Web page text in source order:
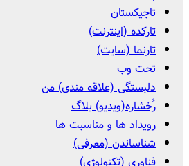
تاجیکستان
تارکده (اینترنت)
تارنما (سایت)
تحت وب
دلبستگی (علاقه مندی) من
رُخشاره(ویدیو) بلاگ
رویداد ها و مناسبت ها
شناساندن (معرفی)